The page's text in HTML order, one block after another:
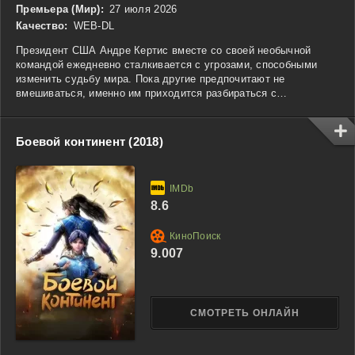
Премьера (Мир): 27 июля 2026
Качество: WEB-DL
Президент США Андре Кертис вместе со своей необычной
командой ежедневно сталкивается с угрозами, способными
изменить судьбу мира. Пока другие предпочитают не
вмешиваться, именно им приходится разбираться с
аномалиями, паранормальными явлениями и
дипломатическими кризисами, выходящими далеко за пределы
привычной политики. Каждое новое задание требует
нестандартных решений, ведь противники и опасности
постоянно нарушают законы логики. Чтобы сохранить порядок
и предотвратить катастрофу, Андре Кертис и его соратники
вынуждены действовать там, где обычные методы уже не
работают.
Боевой континент (2018)
СМОТРЕТЬ ОНЛАЙН
8.6
9.007